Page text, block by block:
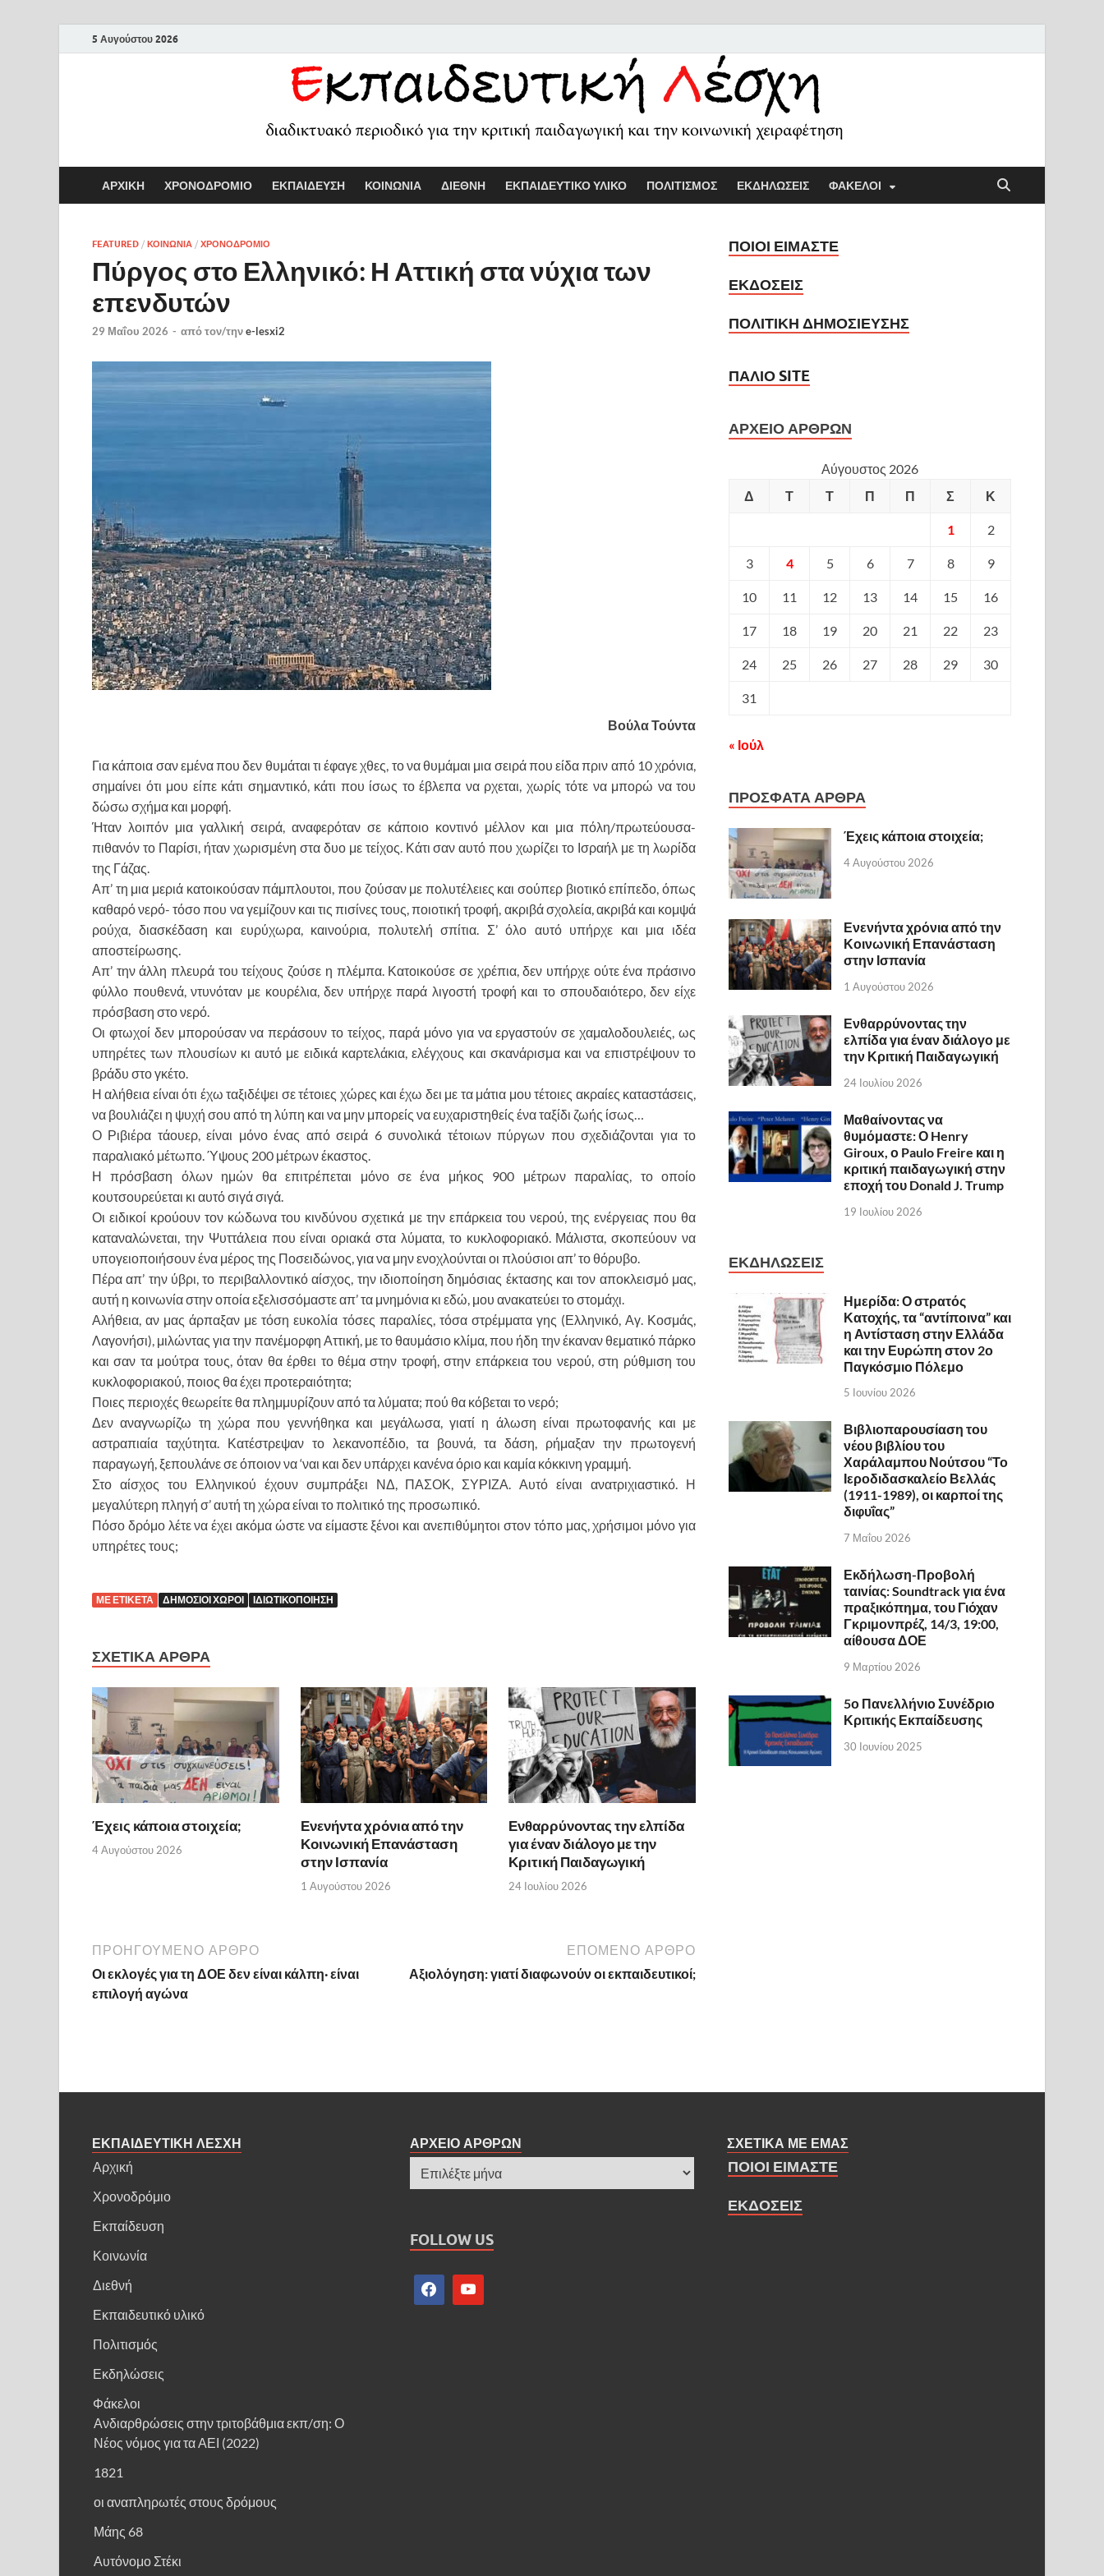
5 Αυγούστου 2026
Εκπαιδευτική Λέσχη
ΑΡΧΙΚΗ ΧΡΟΝΟΔΡΟΜΙΟ ΕΚΠΑΙΔΕΥΣΗ ΚΟΙΝΩΝΙΑ ΔΙΕΘΝΗ ΕΚΠΑΙΔΕΥΤΙΚΟ ΥΛΙΚΟ ΠΟΛΙΤΙΣΜΟΣ ΕΚΔΗΛΩΣΕΙΣ ΦΑΚΕΛΟΙ
FEATURED / ΚΟΙΝΩΝΙΑ / ΧΡΟΝΟΔΡΟΜΙΟ
Πύργος στο Ελληνικό: Η Αττική στα νύχια των
επενδυτών
29 Μαΐου 2026 - από τον/τηνe-lesxi2
Βούλα Τούντα
Για κάποια σαν εμένα που δεν θυμάται τι έφαγε χθες, το να θυμάμαι μια σειρά που είδα πριν από 10 χρόνια,
σημαίνει ότι μου είπε κάτι σημαντικό, κάτι που ίσως το έβλεπα να ρχεται, χωρίς τότε να μπορώ να του
δώσω σχήμα και μορφή.
Ήταν λοιπόν μια γαλλική σειρά, αναφερόταν σε κάποιο κοντινό μέλλον και μια πόλη/πρωτεύουσα-
πιθανόν το Παρίσι, ήταν χωρισμένη στα δυο με τείχος. Κάτι σαν αυτό που χωρίζει το Ισραήλ με τη λωρίδα
της Γάζας.
Απ’ τη μια μεριά κατοικούσαν πάμπλουτοι, που ζούσαν με πολυτέλειες και σούπερ βιοτικό επίπεδο, όπως
καθαρό νερό- τόσο που να γεμίζουν και τις πισίνες τους, ποιοτική τροφή, ακριβά σχολεία, ακριβά και κομψά
ρούχα, διασκέδαση και ευρύχωρα, καινούρια, πολυτελή σπίτια. Σ’ όλο αυτό υπήρχε και μια ιδέα
αποστείρωσης.
Απ’ την άλλη πλευρά του τείχους ζούσε η πλέμπα. Κατοικούσε σε χρέπια, δεν υπήρχε ούτε ένα πράσινο
φύλλο πουθενά, ντυνόταν με κουρέλια, δεν υπήρχε παρά λιγοστή τροφή και το σπουδαιότερο, δεν είχε
πρόσβαση στο νερό.
Οι φτωχοί δεν μπορούσαν να περάσουν το τείχος, παρά μόνο για να εργαστούν σε χαμαλοδουλειές, ως
υπηρέτες των πλουσίων κι αυτό με ειδικά καρτελάκια, ελέγχους και σκανάρισμα και να επιστρέψουν το
βράδυ στο γκέτο.
Η αλήθεια είναι ότι έχω ταξιδέψει σε τέτοιες χώρες και έχω δει με τα μάτια μου τέτοιες ακραίες καταστάσεις,
να βουλιάζει η ψυχή σου από τη λύπη και να μην μπορείς να ευχαριστηθείς ένα ταξίδι ζωής ίσως…
Ο Ριβιέρα τάουερ, είναι μόνο ένας από σειρά 6 συνολικά τέτοιων πύργων που σχεδιάζονται για το
παραλιακό μέτωπο. Ύψους 200 μέτρων έκαστος.
Η πρόσβαση όλων ημών θα επιτρέπεται μόνο σε ένα μήκος 900 μέτρων παραλίας, το οποίο
κουτσουρεύεται κι αυτό σιγά σιγά.
Οι ειδικοί κρούουν τον κώδωνα του κινδύνου σχετικά με την επάρκεια του νερού, της ενέργειας που θα
καταναλώνεται, την Ψυττάλεια που είναι οριακά στα λύματα, το κυκλοφοριακό. Μάλιστα, σκοπεύουν να
υπογειοποιήσουν ένα μέρος της Ποσειδώνος, για να μην ενοχλούνται οι πλούσιοι απ’ το θόρυβο.
Πέρα απ’ την ύβρι, το περιβαλλοντικό αίσχος, την ιδιοποίηση δημόσιας έκτασης και τον αποκλεισμό μας,
αυτή η κοινωνία στην οποία εξελισσόμαστε απ’ τα μνημόνια κι εδώ, μου ανακατεύει το στομάχι.
Αλήθεια, αν μας άρπαξαν με τόση ευκολία τόσες παραλίες, τόσα στρέμματα γης (Ελληνικό, Αγ. Κοσμάς,
Λαγονήσι), μιλώντας για την πανέμορφη Αττική, με το θαυμάσιο κλίμα, που ήδη την έκαναν θεματικό πάρκο
και σαν τα μούτρα τους, όταν θα έρθει το θέμα στην τροφή, στην επάρκεια του νερού, στη ρύθμιση του
κυκλοφοριακού, ποιος θα έχει προτεραιότητα;
Ποιες περιοχές θεωρείτε θα πλημμυρίζουν από τα λύματα; πού θα κόβεται το νερό;
Δεν αναγνωρίζω τη χώρα που γεννήθηκα και μεγάλωσα, γιατί η άλωση είναι πρωτοφανής και με
αστραπιαία ταχύτητα. Κατέστρεψαν το λεκανοπέδιο, τα βουνά, τα δάση, ρήμαξαν την πρωτογενή
παραγωγή, ξεπουλάνε σε όποιον να ‘ναι και δεν υπάρχει κανένα όριο και καμία κόκκινη γραμμή.
Στο αίσχος του Ελληνικού έχουν συμπράξει ΝΔ, ΠΑΣΟΚ, ΣΥΡΙΖΑ. Αυτό είναι ανατριχιαστικό. Η
μεγαλύτερη πληγή σ’ αυτή τη χώρα είναι το πολιτικό της προσωπικό.
Πόσο δρόμο λέτε να έχει ακόμα ώστε να είμαστε ξένοι και ανεπιθύμητοι στον τόπο μας, χρήσιμοι μόνο για
υπηρέτες τους;
ΜΕ ΕΤΙΚΕΤΑ ΔΗΜΟΣΙΟΙ ΧΩΡΟΙ ΙΔΙΩΤΙΚΟΠΟΙΗΣΗ
ΣΧΕΤΙΚΑ ΑΡΘΡΑ
Έχεις κάποια στοιχεία;
4 Αυγούστου 2026
Ενενήντα χρόνια από την
Κοινωνική Επανάσταση
στην Ισπανία
1 Αυγούστου 2026
Ενθαρρύνοντας την ελπίδα
για έναν διάλογο με την
Κριτική Παιδαγωγική
24 Ιουλίου 2026
ΠΡΟΗΓΟΥΜΕΝΟ ΑΡΘΡΟ
Οι εκλογές για τη ΔΟΕ δεν είναι κάλπη· είναι
επιλογή αγώνα
ΕΠΟΜΕΝΟ ΑΡΘΡΟ
Αξιολόγηση: γιατί διαφωνούν οι εκπαιδευτικοί;
ΠΟΙΟΙ ΕΙΜΑΣΤΕ
ΕΚΔΟΣΕΙΣ
ΠΟΛΙΤΙΚΗ ΔΗΜΟΣΙΕΥΣΗΣ
ΠΑΛΙΟ SITE
ΑΡΧΕΙΟ ΑΡΘΡΩΝ
Αύγουστος 2026
Δ
Τ Τ Π Π Σ Κ
1 2
3 4 5 6 7 8 9
10 11 12 13 14 15 16
17 18 19 20 21 22 23
24 25 26 27 28 29 30
31
« Ιούλ
ΠΡΟΣΦΑΤΑ ΑΡΘΡΑ
Έχεις κάποια στοιχεία;
4 Αυγούστου 2026
Ενενήντα χρόνια από την
Κοινωνική Επανάσταση
στην Ισπανία
1 Αυγούστου 2026
Ενθαρρύνοντας την
ελπίδα για έναν διάλογο με
την Κριτική Παιδαγωγική
24 Ιουλίου 2026
Μαθαίνοντας να
θυμόμαστε: Ο Henry
Giroux, ο Paulo Freire και η
κριτική παιδαγωγική στην
εποχή του Donald J. Trump
19 Ιουλίου 2026
ΕΚΔΗΛΩΣΕΙΣ
Ημερίδα: Ο στρατός
Κατοχής, τα “αντίποινα” και
η Αντίσταση στην Ελλάδα
και την Ευρώπη στον 2ο
Παγκόσμιο Πόλεμο
5 Ιουνίου 2026
Βιβλιοπαρουσίαση του
νέου βιβλίου του
Χαράλαμπου Νούτσου “Το
Ιεροδιδασκαλείο Βελλάς
(1911-1989), οι καρποί της
διφυΐας”
7 Μαΐου 2026
Εκδήλωση-Προβολή
ταινίας: Soundtrack για ένα
πραξικόπημα, του Γιόχαν
Γκριμονπρέζ, 14/3, 19:00,
αίθουσα ΔΟΕ
9 Μαρτίου 2026
5ο Πανελλήνιο Συνέδριο
Κριτικής Εκπαίδευσης
30 Ιουνίου 2025
ΕΚΠΑΙΔΕΥΤΙΚΗ ΛΕΣΧΗ
Αρχική
Χρονοδρόμιο
Εκπαίδευση
Κοινωνία
Διεθνή
Εκπαιδευτικό υλικό
Πολιτισμός
Εκδηλώσεις
Φάκελοι
Ανδιαρθρώσεις στην τριτοβάθμια εκπ/ση: Ο
Νέος νόμος για τα ΑΕΙ (2022)
1821
οι αναπληρωτές στους δρόμους
Μάης 68
Αυτόνομο Στέκι
ΑΡΧΕΙΟ ΑΡΘΡΩΝ
FOLLOW US
ΣΧΕΤΙΚΑ ΜΕ ΕΜΑΣ
ΠΟΙΟΙ ΕΙΜΑΣΤΕ
ΕΚΔΟΣΕΙΣ